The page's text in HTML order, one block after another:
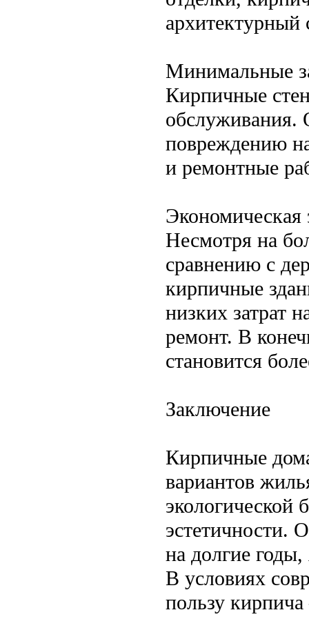
Минимальные
Кирпичные
обслуживания.
повреждению
и ремонтные
Экономическая
Несмотря на
сравнению с
кирпичные
низких затрат
ремонт. В
становится
Заключение
Кирпичные
вариантов
экологической
эстетичности.
на долгие
В условиях
пользу